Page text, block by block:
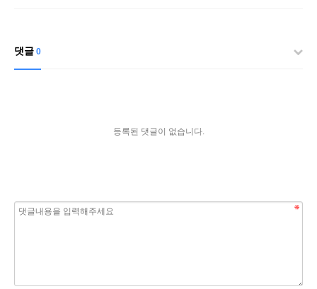
댓글 0
등록된 댓글이 없습니다.